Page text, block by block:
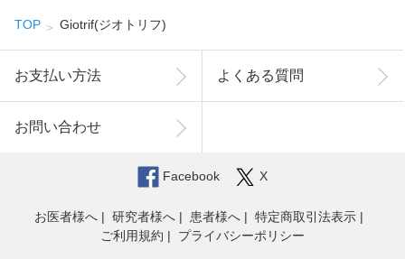
TOP Giotrif(ジオトリフ)
お支払い方法 よくある質問
お問い合わせ
Facebook X
お医者様へ 研究者様へ 患者様へ
特定商取引法表示
ご利用規約
プライバシーポリシー